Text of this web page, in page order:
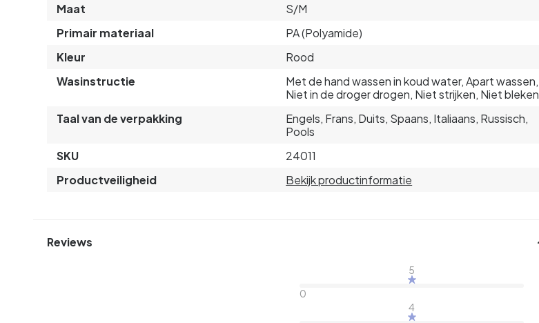
Maat
S/M
Primair materiaal
PA (Polyamide)
Kleur
Rood
Wasinstructie
Met de hand wassen in koud water, Apart wassen,
Niet in de droger drogen, Niet strijken, Niet bleken
Taal van de verpakking
Engels, Frans, Duits, Spaans, Italiaans, Russisch,
Pools
SKU
24011
Productveiligheid
Bekijk productinformatie
Reviews
5
0
4